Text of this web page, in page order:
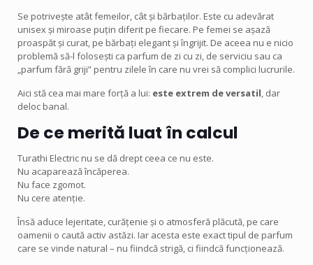
Se potrivește atât femeilor, cât și bărbaților. Este cu adevărat
unisex și miroase puțin diferit pe fiecare. Pe femei se așază
proaspăt și curat, pe bărbați elegant și îngrijit. De aceea nu e nicio
problemă să-l folosești ca parfum de zi cu zi, de serviciu sau ca
„parfum fără griji” pentru zilele în care nu vrei să complici lucrurile.
Aici stă cea mai mare forță a lui: este extrem de versatil, dar
deloc banal.
De ce merită luat în calcul
Turathi Electric nu se dă drept ceea ce nu este.
Nu acaparează încăperea.
Nu face zgomot.
Nu cere atenție.
Însă aduce lejeritate, curățenie și o atmosferă plăcută, pe care
oamenii o caută activ astăzi. Iar acesta este exact tipul de parfum
care se vinde natural – nu fiindcă strigă, ci fiindcă funcționează.